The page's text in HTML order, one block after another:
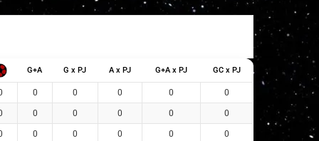
G+A G x PJ A x PJ G+A x PJ GC x PJ
0 0 0 0 0
0 0 0 0 0
0 0 0 0 0